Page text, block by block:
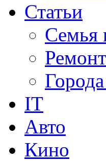
Статьи
Семья
IT
Авто
Кино